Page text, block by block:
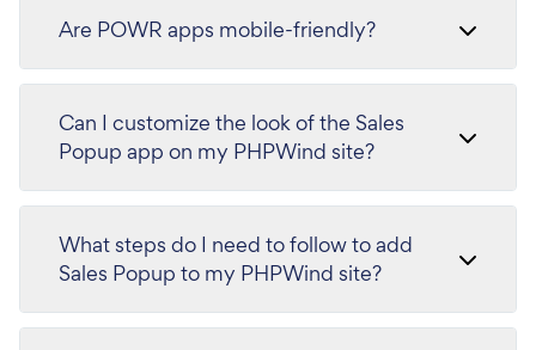
Are POWR apps mobile-friendly?
Can I customize the look of the Sales
Popup app on my PHPWind site?
What steps do I need to follow to add
Sales Popup to my PHPWind site?